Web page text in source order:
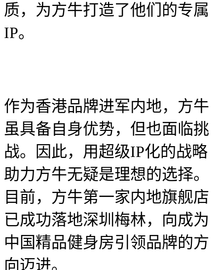
质，为方牛打造了他们的专属
IP。
作为香港品牌进军内地，方牛
虽具备自身优势，但也面临挑
战。因此，用超级IP化的战略
助力方牛无疑是理想的选择。
目前，方牛第一家内地旗舰店
已成功落地深圳梅林，向成为
中国精品健身房引领品牌的方
向迈进。